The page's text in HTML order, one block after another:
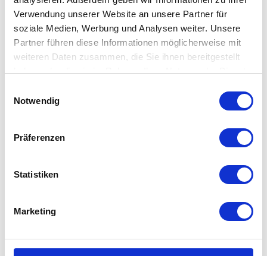
Verwendung unserer Website an unsere Partner für
soziale Medien, Werbung und Analysen weiter. Unsere
Partner führen diese Informationen möglicherweise mit
weiteren Daten zusammen, die Sie ihnen bereitgestellt
haben oder die sie im Rahmen Ihrer Nutzung der Dienste
Datenschutzerklärung
Notwendig
Präferenzen
Statistiken
Marketing
Kartell - Componibili
4970
Ab71,00 €
Farbeauswählen
Kartell - Componibili
Deckel
Ab48,00 €
Farbeauswählen
Kartell - Componibili
4955
Kartell - Componibili
Deckel quadratisch